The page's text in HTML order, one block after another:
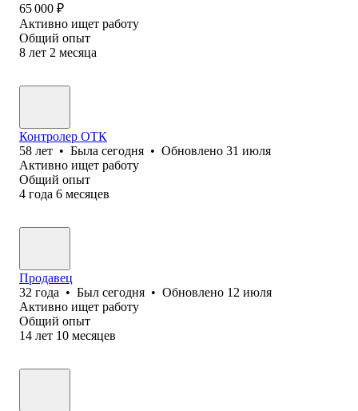
65 000 ₽
Активно ищет работу
Общий опыт
8 лет 2 месяца
Контролер ОТК
58 лет • Была сегодня • Обновлено 31 июля
Активно ищет работу
Общий опыт
4 года 6 месяцев
Продавец
32 года • Был сегодня • Обновлено 12 июля
Активно ищет работу
Общий опыт
14 лет 10 месяцев